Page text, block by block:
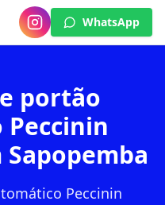
WhatsApp
portão
Peccinin